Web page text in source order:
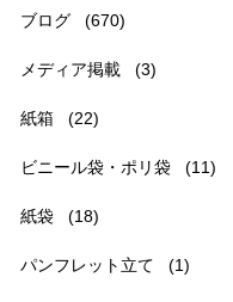
ブログ (670)
メディア掲載 (3)
紙箱 (22)
ビニール袋・ポリ袋 (11)
紙袋 (18)
パンフレット立て (1)